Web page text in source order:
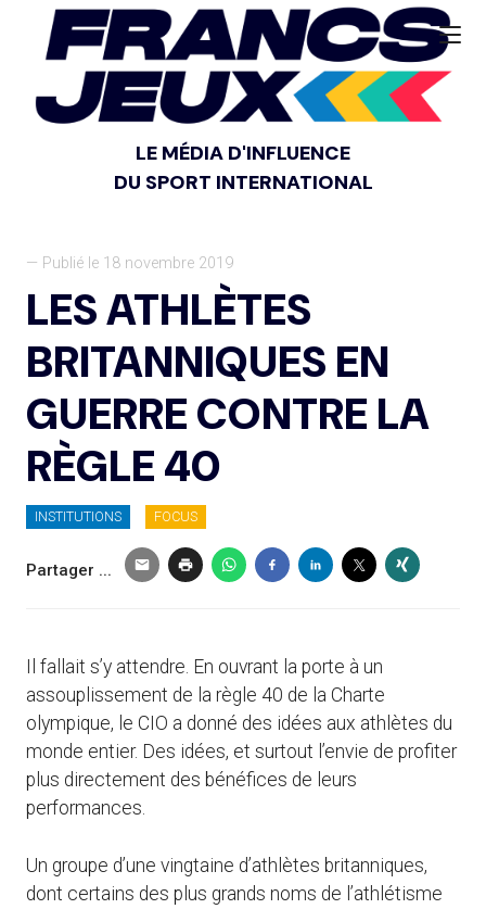
LE MÉDIA D'INFLUENCE
DU SPORT INTERNATIONAL
— Publié le 18 novembre 2019
LES ATHLÈTES
BRITANNIQUES EN
GUERRE CONTRE LA
RÈGLE 40
INSTITUTIONS FOCUS
Partager ...
Il fallait s’y attendre. En ouvrant la porte à un
assouplissement de la règle 40 de la Charte
olympique, le CIO a donné des idées aux athlètes du
monde entier. Des idées, et surtout l’envie de profiter
plus directement des bénéfices de leurs
performances.
Un groupe d’une vingtaine d’athlètes britanniques,
dont certains des plus grands noms de l’athlétisme